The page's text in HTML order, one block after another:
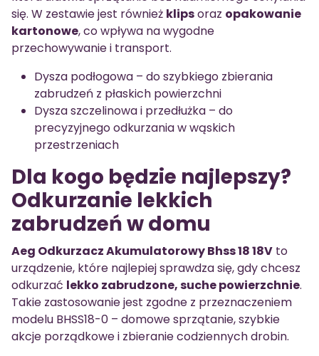
się. W zestawie jest również klipsoraz opakowanie
kartonowe, co wpływa na wygodne
przechowywanie i transport.
Dysza podłogowa – do szybkiego zbierania
zabrudzeń z płaskich powierzchni
Dysza szczelinowa i przedłużka – do
precyzyjnego odkurzania w wąskich
przestrzeniach
Dla kogo będzie najlepszy?
Odkurzanie lekkich
zabrudzeń w domu
Aeg Odkurzacz Akumulatorowy Bhss 18 18V to
urządzenie, które najlepiej sprawdza się, gdy chcesz
odkurzać lekko zabrudzone, suche powierzchnie.
Takie zastosowanie jest zgodne z przeznaczeniem
modelu BHSS18-0 – domowe sprzątanie, szybkie
akcje porządkowe i zbieranie codziennych drobin.